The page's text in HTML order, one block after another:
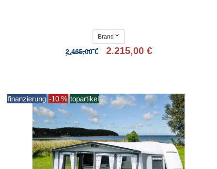
Brand
2.465,00 € 2.215,00 €
finanzierung -10 % topartikel